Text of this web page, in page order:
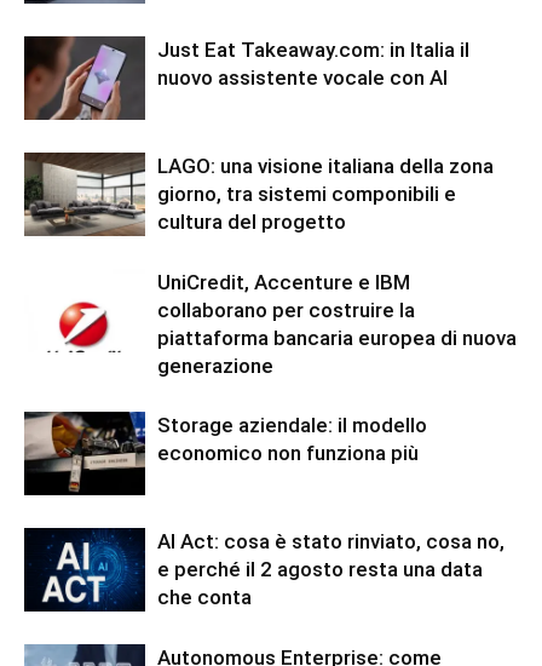
Just Eat Takeaway.com: in Italia il
nuovo assistente vocale con AI
LAGO: una visione italiana della zona
giorno, tra sistemi componibili e
cultura del progetto
UniCredit, Accenture e IBM
collaborano per costruire la
piattaforma bancaria europea di nuova
generazione
Storage aziendale: il modello
economico non funziona più
AI Act: cosa è stato rinviato, cosa no,
e perché il 2 agosto resta una data
che conta
Autonomous Enterprise: come